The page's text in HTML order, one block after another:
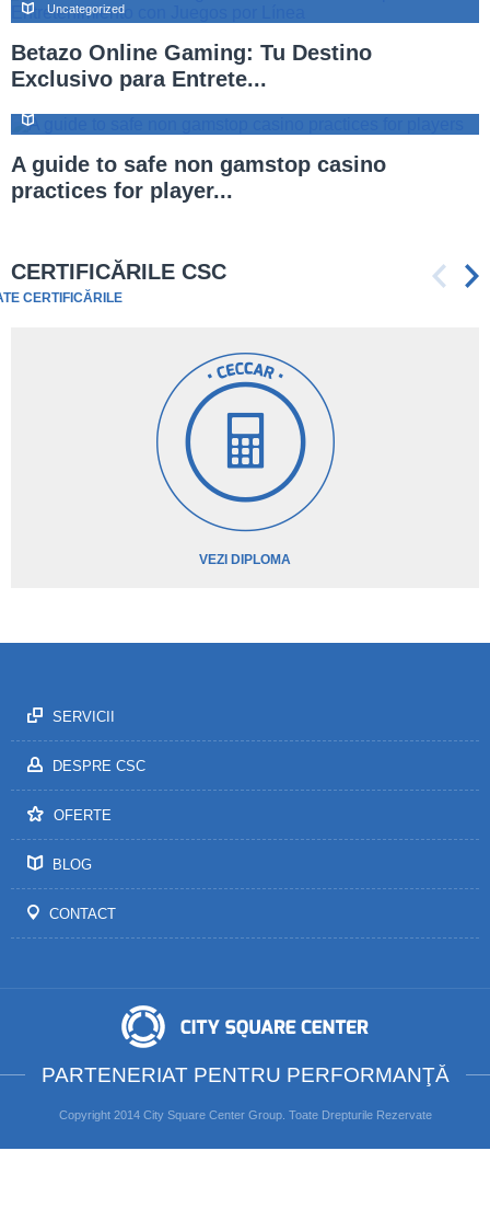
Uncategorized
Betazo Online Gaming: Tu Destino
Exclusivo para Entrete...
A guide to safe non gamstop casino
practices for player...
CERTIFICĂRILE CSC
CERTIFICĂRILE
VEZI DIPLOMA
SERVICII
DESPRE CSC
OFERTE
BLOG
CONTACT
PARTENERIAT PENTRU PERFORMANŢĂ
Copyright 2014 City Square Center Group. Toate Drepturile Rezervate